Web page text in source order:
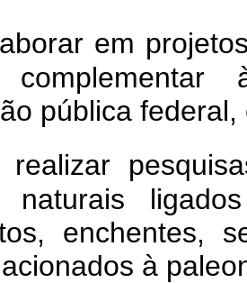
em
pública
naturais
enchentes,
à